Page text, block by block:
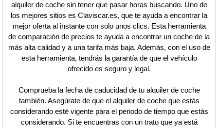
alquiler de coche sin tener que pasar horas buscando. Uno de
los mejores sitios es Claviscar.es, que te ayuda a encontrar la
mejor oferta al instante con solo unos clics. Esta herramienta
de comparación de precios te ayuda a encontrar un coche de la
más alta calidad y a una tarifa más baja. Además, con el uso de
esta herramienta, tendrás la garantía de que el vehículo
ofrecido es seguro y legal.
Comprueba la fecha de caducidad de tu alquiler de coche
también. Asegúrate de que el alquiler de coche que estás
considerando esté vigente para el periodo de tiempo que estás
considerando. Si te encuentras con un trato que ya está